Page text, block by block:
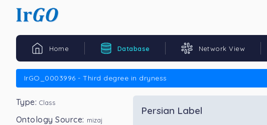
Home Database Network View
IrGO_0003996 - Third degree in dryness
Type: Class
Ontology Source: mizaj
Persian Label